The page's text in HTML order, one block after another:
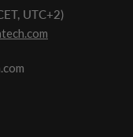
UTC+2)